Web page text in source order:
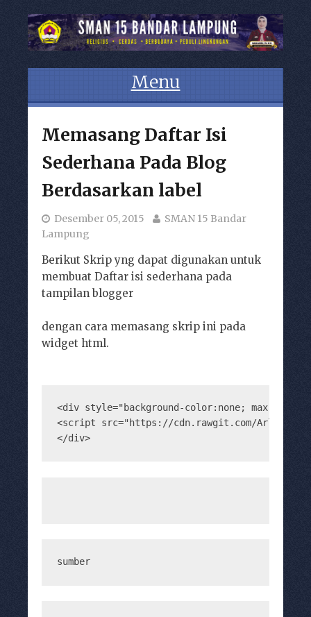
Menu
Memasang Daftar Isi
Sederhana Pada Blog
Berdasarkan label
Desember 05, 2015
SMAN 15 Bandar
Lampung
Berikut Skrip yng dapat digunakan untuk
membuat Daftar isi sederhana pada
tampilan blogger
dengan cara memasang skrip ini pada
widget html.
<div style="background-color:none; max-
<script src="https://cdn.rawgit.com/Arlina-
</div>
sumber